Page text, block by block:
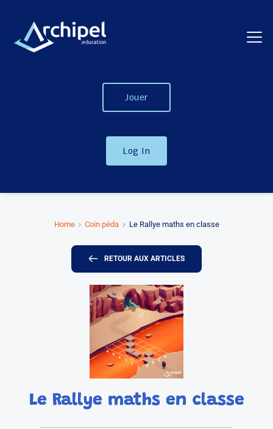
Jouer
Log In
Home Coin péda Le Rallye maths en classe
RETOUR AUX ARTICLES
Le Rallye maths en classe